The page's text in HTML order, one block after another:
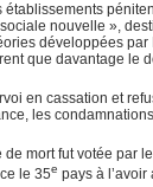
nouvelle »,
développées par
que davantage le
en cassation et
les
mort fut votée par
le 35e pays à l’avoir